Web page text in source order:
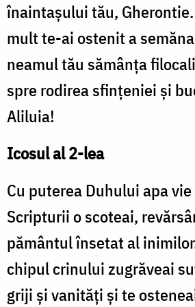
înaintașului tău,
mult te-ai ostenit a
neamul tău sămânța
spre rodirea sfințeniei și
Aliluia!
Icosul al 2-lea
Cu puterea Duhului apa
Scripturii o scoteai,
pământul însetat al
chipul crinului zugrăveai
griji și vanități și te